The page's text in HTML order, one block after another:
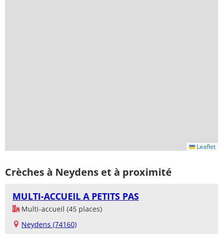
Leaflet
Crèches à Neydens et à proximité
MULTI-ACCUEIL A PETITS PAS
Multi-accueil (45 places)
Neydens (74160)